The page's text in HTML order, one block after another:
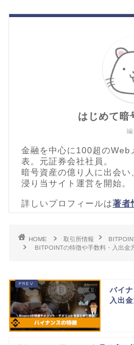
はじめて暗
金融を中心に100超のWeb
表。元証券会社社員。
暗号資産の億り人に出会い
浸り当サイト運営を開始。
詳しいプロフィールは著者
HOME 取引所情報
BITPOINTの特徴や手数料・入出金
バイ
入出